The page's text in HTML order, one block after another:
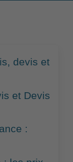
devis et
et Devis
: